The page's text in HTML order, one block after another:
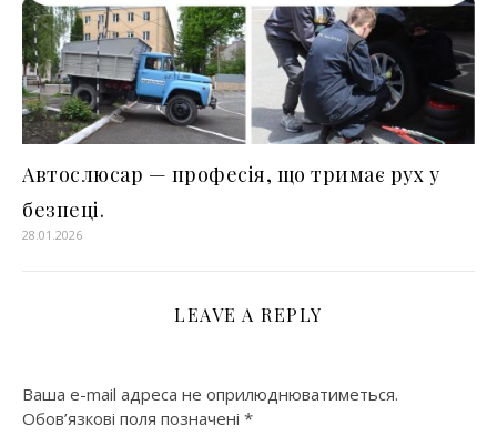
Автослюсар — професія, що тримає рух у
безпеці.
28.01.2026
LEAVE A REPLY
Ваша e-mail адреса не оприлюднюватиметься.
Обов’язкові поля позначені *